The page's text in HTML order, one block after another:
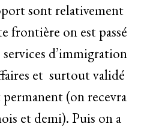
sont relativement
frontière on est passé
d’immigration
et surtout validé
(on recevra
et demi). Puis on a